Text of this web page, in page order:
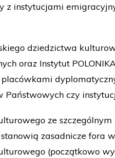
z instytucjami
dziedzictwa
oraz Instytut
Państwowych czy
ze
zasadnicze fora
(początkowo